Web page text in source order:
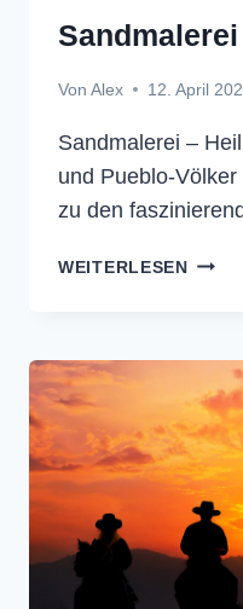
Sandmalerei
Von Alex 12. April
Sandmalerei –
und Pueblo-
zu den
WEITERLESEN